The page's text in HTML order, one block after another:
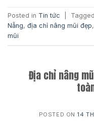
Posted in Tin tức Tagged
Nẵng, địa chỉ nâng mũi đẹp,
mũi
Địa chỉ nâng
POSTED ON 14